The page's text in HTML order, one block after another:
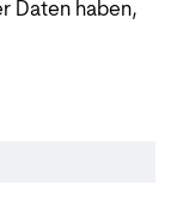
Daten haben,